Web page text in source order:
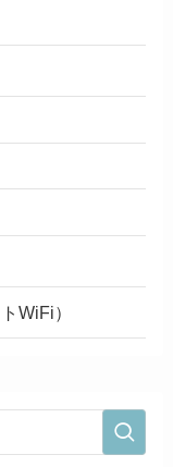
WiFi）